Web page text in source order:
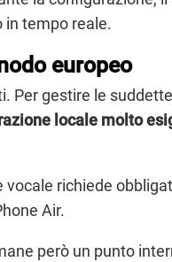
in tempo reale.
europeo
Per gestire le
locale molto
vocale richiede
Air.
però un punto